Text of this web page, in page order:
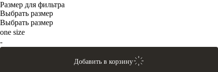
Размер для фильтра
Выбрать размер
Выбрать размер
one size
-
Добавить в корзину